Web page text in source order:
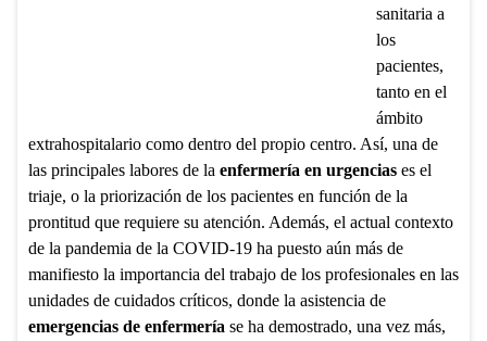
sanitaria a
los
pacientes,
tanto en el
ámbito
extrahospitalario como dentro del propio centro. Así, una de
las principales labores de la enfermería en urgenciases el
triaje, o la priorización de los pacientes en función de la
prontitud que requiere su atención. Además, el actual contexto
de la pandemia de la COVID-19 ha puesto aún más de
manifiesto la importancia del trabajo de los profesionales en las
unidades de cuidados críticos, donde la asistencia de
emergencias de enfermería se ha demostrado, una vez más,